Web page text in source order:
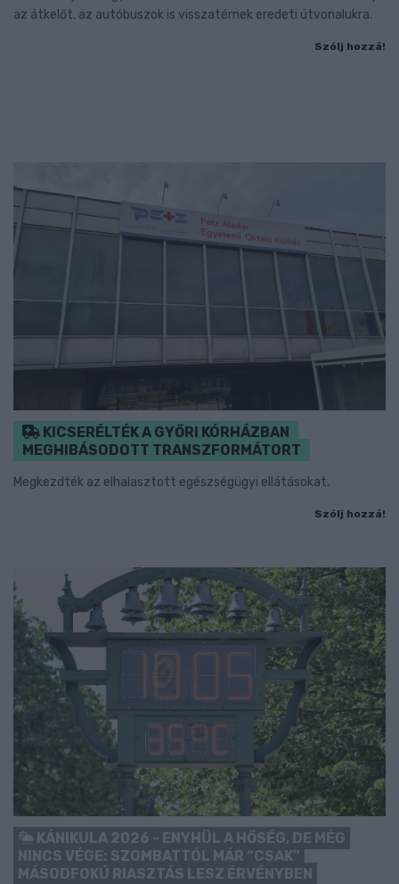
az átkelőt, az autóbuszok is visszatérnek eredeti útvonalukra.
Szólj hozzá!
KICSERÉLTÉK A GYŐRI KÓRHÁZBAN
MEGHIBÁSODOTT TRANSZFORMÁTORT
Megkezdték az elhalasztott egészségügyi ellátásokat.
Szólj hozzá!
KÁNIKULA 2026 - ENYHÜL A HŐSÉG, DE MÉG
NINCS VÉGE: SZOMBATTÓL MÁR “CSAK”
MÁSODFOKÚ RIASZTÁS LESZ ÉRVÉNYBEN